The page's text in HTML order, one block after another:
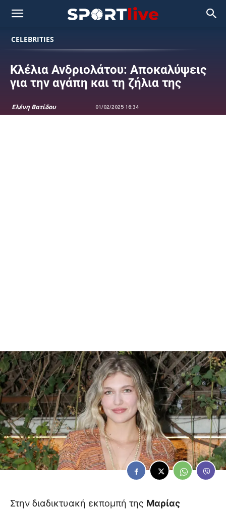
CELEBRITIES
Κλέλια Ανδριολάτου: Αποκαλύψεις
για την αγάπη και τη ζήλια της
Ελένη Βατίδου 01/02/2025 16:34
Στην διαδικτυακή εκπομπή της Μαρίας